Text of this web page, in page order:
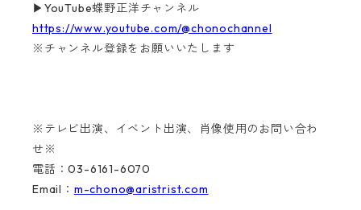
▶YouTube蝶野正洋チャンネル
https://www.youtube.com/@chonochannel
※チャンネル登録をお願いいたします
※テレビ出演、イベント出演、肖像使用のお問い合わ
せ※
電話：03-6161-6070
Email： m-chono@aristrist.com